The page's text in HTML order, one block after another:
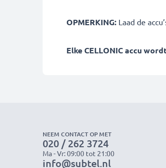
OPMERKING: Laad de
Elke CELLONIC accu
NEEM CONTACT OP MET
020 / 262 3724
Ma - Vr: 09:00 tot 21:00
info@subtel.nl